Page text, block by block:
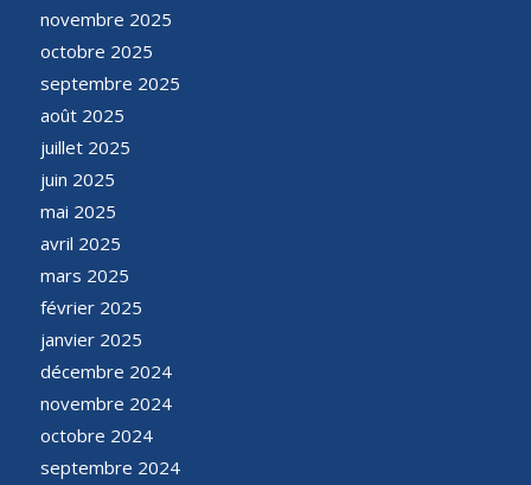
novembre 2025
octobre 2025
septembre 2025
août 2025
juillet 2025
juin 2025
mai 2025
avril 2025
mars 2025
février 2025
janvier 2025
décembre 2024
novembre 2024
octobre 2024
septembre 2024